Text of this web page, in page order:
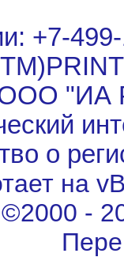
+7-
ООО "ИА
о
на
-